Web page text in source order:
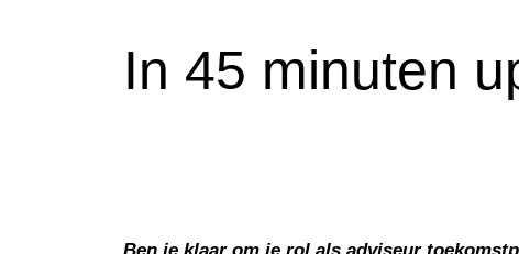
In 45 minuten